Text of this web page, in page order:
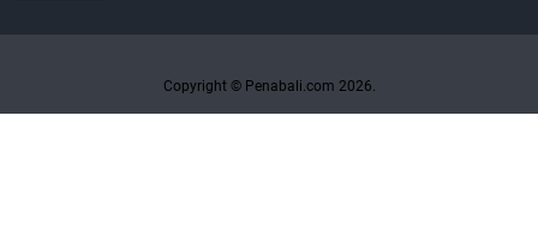
Copyright © Penabali.com 2026.